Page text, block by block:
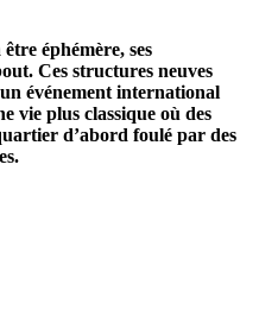
éphémère, ses
Ces structures neuves
événement international
vie plus classique où des
d’abord foulé par des